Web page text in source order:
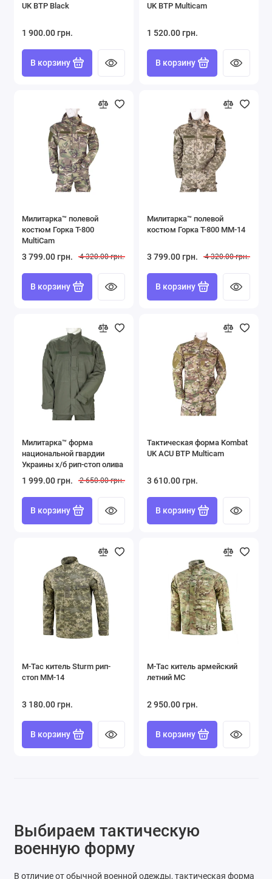
UK BTP Black
1 900.00 грн.
В корзину
UK BTP Multicam
1 520.00 грн.
В корзину
Милитарка™ полевой
костюм Горка Т-800
MultiCam
3 799.00 грн. 4 320.00 грн.
В корзину
Милитарка™ полевой
костюм Горка Т-800 ММ-14
3 799.00 грн. 4 320.00 грн.
В корзину
Милитарка™ форма
национальной гвардии
Украины х/б рип-стоп олива
1 999.00 грн. 2 650.00 грн.
В корзину
Тактическая форма Kombat
UK ACU BTP Multicam
3 610.00 грн.
В корзину
M-Tac китель Sturm рип-
стоп ММ-14
3 180.00 грн.
В корзину
M-Tac китель армейский
летний MC
2 950.00 грн.
В корзину
Выбираем тактическую
военную форму
В отличие от обычной военной одежды, тактическая форма